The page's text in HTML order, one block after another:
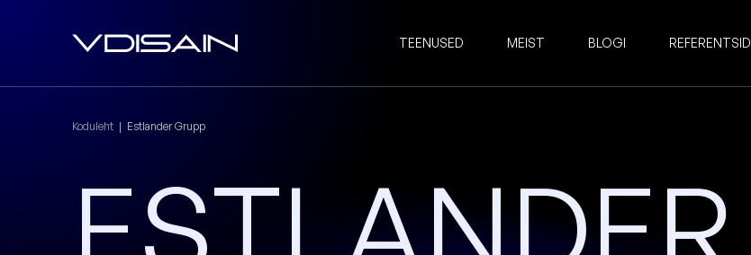
TEENUSED MEIST BLOGI REFERENTSID
Koduleht | Estlander Grupp